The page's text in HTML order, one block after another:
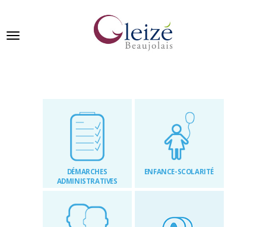
Ville de Gleizé en beaujolais
DÉMARCHES
ADMINISTRATIVES
ENFANCE-SCOLARITÉ